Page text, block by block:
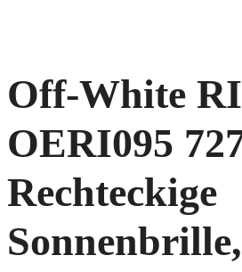
Off-White
OERI095
Rechteckige